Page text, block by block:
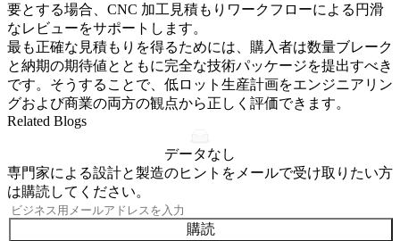
要とする場合、 CNC 加工見積もりワークフローによる円滑
なレビューをサポートします。
最も正確な見積もりを得るためには、購入者は数量ブレーク
と納期の期待値とともに完全な技術パッケージを提出すべき
です。そうすることで、低ロット生産計画をエンジニアリン
グおよび商業の両方の観点から正しく評価できます。
Related Blogs
データなし
専門家による設計と製造のヒントをメールで受け取りたい方
は購読してください。
購読